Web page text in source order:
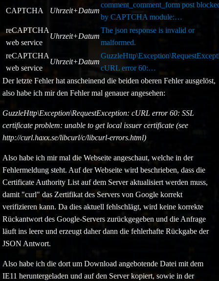
CAPTCHA Uhrzeit+Datum
comment_comment_form post
by CAPTCHA module:…
reCAPTCHA
web service
Uhrzeit+Datum
The json response is invalid or
malformed.
reCAPTCHA
web service
Uhrzeit+Datum
cURL error 60:…
Der letzte Fehler hat anscheinend die beiden oberen Fehler ausgelöst,
also habe ich mir den Fehler mal genauer angesehen:
GuzzleHttp\Exception\RequestException: cURL error 60: SSL
certificate problem: unable to get local issuer certificate (see
http://curl.haxx.se/libcurl/c/libcurl-errors.html)
Also habe ich mir mal die Webseite angeschaut, welche in der
Fehlermeldung steht. Auf der Webseite wird beschrieben, dass die
Certificate Authority List auf dem Server aktualisiert werden muss,
damit "curl" das Zertifikat des Servers von Google korrekt
verifizieren kann. Da dies aktuell fehlschlägt, wird keine korrekte
Rückantwort des Google-Servers zurückgegeben und die Anfrage
läuft ins leere und erzeugt daher dann die fehlerhafte Rückgabe der
JSON Antwort.
Also habe ich die dort um Download angebotende Datei mit dem
IE11 heruntergeladen und auf den Server kopiert, sowie in der